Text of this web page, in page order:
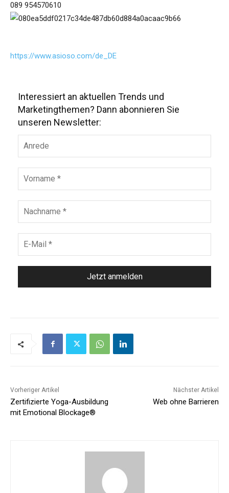
089 954570610
https://www.asioso.com/de_DE
Interessiert an aktuellen Trends und
Marketingthemen? Dann abonnieren Sie
unseren Newsletter:
Vorheriger Artikel
Zertifizierte Yoga-Ausbildung
mit Emotional Blockage®
Nächster Artikel
Web ohne Barrieren